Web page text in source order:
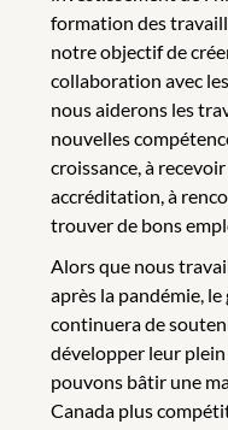
formation des
notre objectif de
collaboration avec
nous aiderons les
nouvelles
croissance, à
accréditation, à
trouver de bons
Alors que nous
après la pandémie,
continuera de
développer leur
pouvons bâtir une
Canada plus